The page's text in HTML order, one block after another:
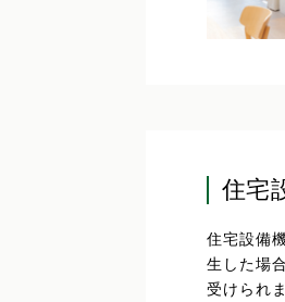
住宅
住宅設備
生した場
受けられ